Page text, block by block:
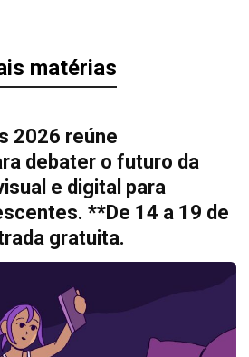
matérias
2026 reúne
debater o futuro da
e digital para
**De 14 a 19 de
gratuita.